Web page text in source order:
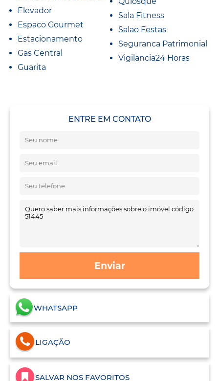
Elevador
Espaco Gourmet
Estacionamento
Gas Central
Guarita
Sala Fitness
Salao Festas
Seguranca Patrimonial
Vigilancia24 Horas
ENTRE EM CONTATO
Enviar
WHATSAPP
LIGAÇÃO
SALVAR NOS FAVORITOS